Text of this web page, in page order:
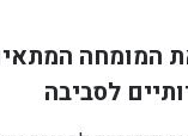
המומחה
לסביבה